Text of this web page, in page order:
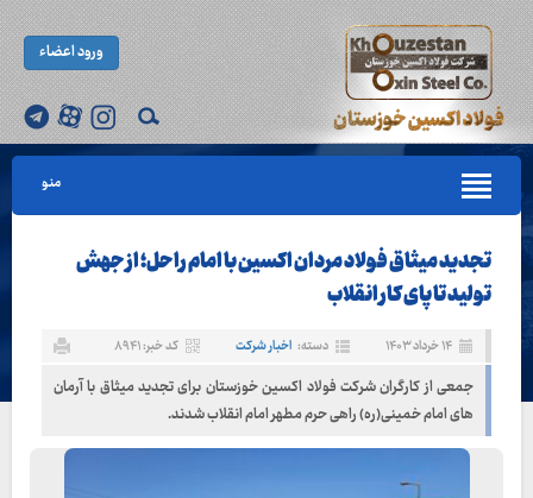
ورود اعضاء
منو
تجدید میثاق فولاد مردان اکسین با امام راحل؛ از جهش
تولید تا پای کار انقلاب
۱۴ خرداد ۱۴۰۳ دسته: اخبار شرکت کد خبر: ۸۹۴۱
جمعی از کارگران شرکت فولاد اکسین خوزستان برای تجدید میثاق با آرمان
های امام خمینی(ره) راهی حرم مطهر امام انقلاب شدند.